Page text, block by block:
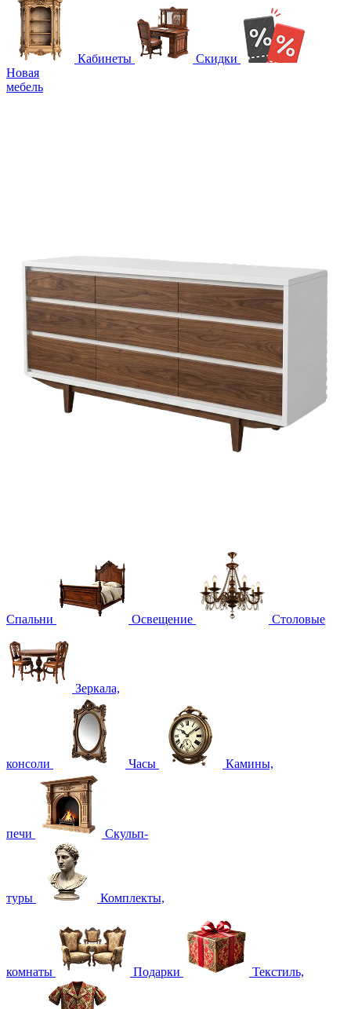
Кабинеты
Скидки
Новая
мебель
Спальни Освещение Столовые
Зеркала,
консоли Часы Камины,
печи Скульп-
туры Комплекты,
комнаты Подарки Текстиль,